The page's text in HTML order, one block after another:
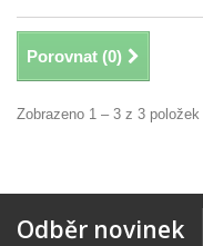
Porovnat (0)
Zobrazeno 1 – 3 z 3 položek
Odběr novinek